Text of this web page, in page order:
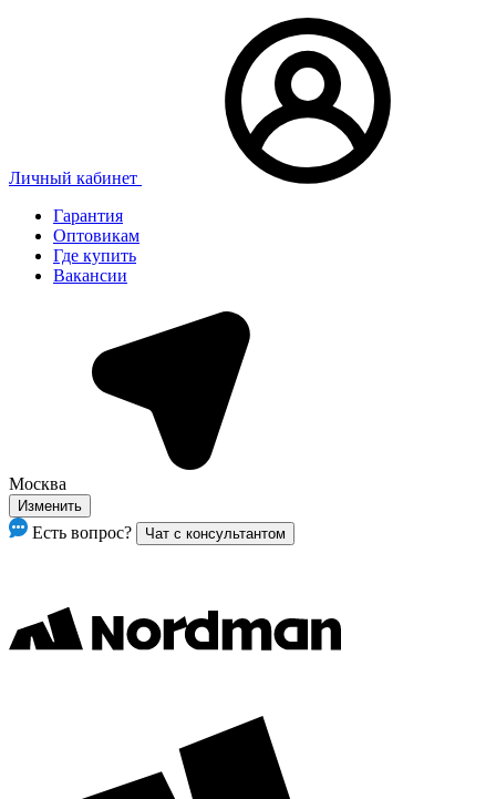
Личный кабинет
Гарантия
Оптовикам
Где купить
Вакансии
Москва
Изменить
Есть вопрос? Чат с консультантом